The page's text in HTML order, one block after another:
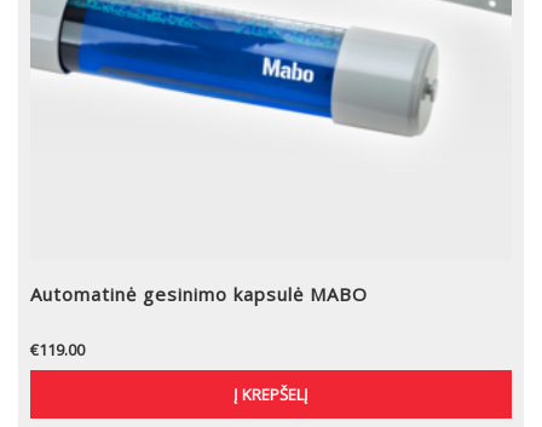
Automatinė gesinimo kapsulė MABO
€119.00
Į KREPŠELĮ